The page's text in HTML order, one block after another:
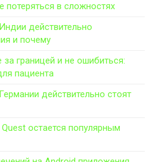
потеряться в сложностях
действительно
и почему
границей и не ошибиться:
пациента
действительно стоят
остается популярным